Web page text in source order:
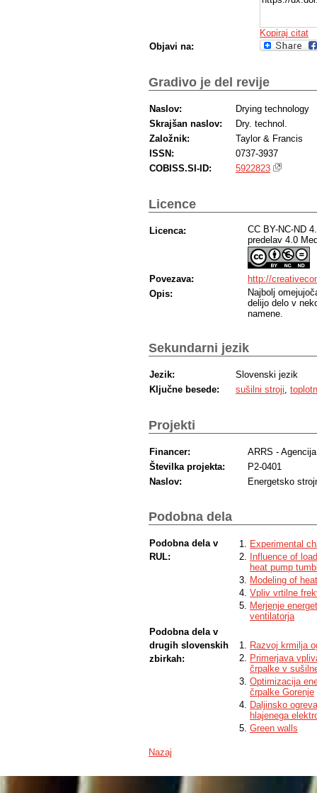
Kopiraj citat
Objavi na:
Gradivo je del revije
Naslov:
Drying technology
Skrajšan naslov:
Dry. technol.
Založnik:
Taylor & Francis
ISSN:
0737-3937
COBISS.SI-ID:
5922823
Licence
Licenca:
CC BY-NC-ND
predelav 4.0
Povezava:
http://
Opis:
Najbolj
delijo delo v
namene.
Sekundarni jezik
Jezik:
Slovenski jezik
Ključne besede:
sušilni stroji
Projekti
Financer:
ARRS -
Številka projekta:
P2-0401
Naslov:
Energetsko
Podobna dela
Podobna dela v
RUL:
Experimental
Influence of
heat pump
Modeling of
Vpliv vrtilne
Merjenje
ventilatorja
Podobna dela v
drugih slovenskih
zbirkah:
Razvoj krmilja
Primerjava
črpalke v
Optimizacija
črpalke Gorenje
Daljinsko
hlajenega
Green walls
Nazaj